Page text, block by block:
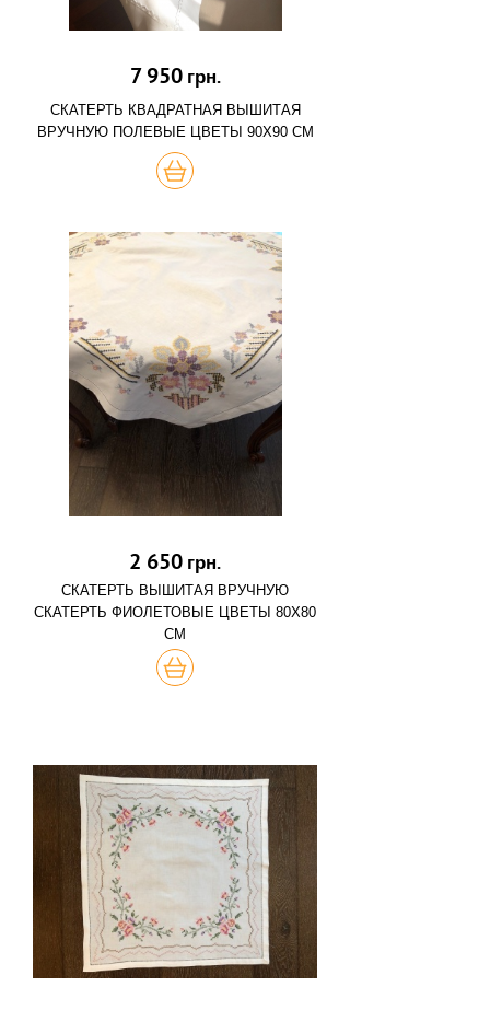
7 950грн.
СКАТЕРТЬ КВАДРАТНАЯ ВЫШИТАЯ
ВРУЧНУЮ ПОЛЕВЫЕ ЦВЕТЫ 90Х90 СМ
КУПИТЬ
2 650 грн.
СКАТЕРТЬ ВЫШИТАЯ ВРУЧНУЮ
СКАТЕРТЬ ФИОЛЕТОВЫЕ ЦВЕТЫ 80Х80
СМ
КУПИТЬ